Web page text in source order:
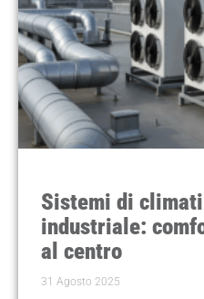
Sistemi di
industriale:
al centro
31 Agosto 2025